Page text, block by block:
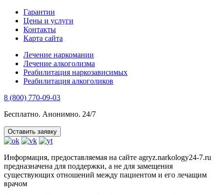
Гарантии
Цены и услуги
Контакты
Карта сайта
Лечение наркомании
Лечение алкоголизма
Реабилитация наркозависимых
Реабилитация алкоголиков
8 (800) 770-09-03
Бесплатно. Анонимно. 24/7
Оставить заявку
Информация, предоставляемая на сайте agryz.narkology24-7.ru
предназначена для поддержки, а не для замещения
существующих отношений между пациентом и его лечащим
врачом